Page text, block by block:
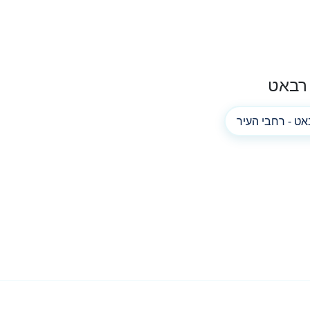
רבאט
- רחבי העיר